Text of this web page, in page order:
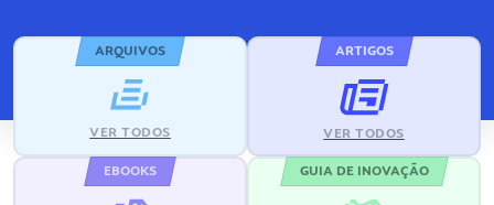
ARQUIVOS
VER TODOS
ARTIGOS
VER TODOS
EBOOKS GUIA DE INOVAÇÃO